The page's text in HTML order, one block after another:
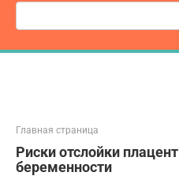
Поиск:
Главная страница
Риски отслойки
беременности